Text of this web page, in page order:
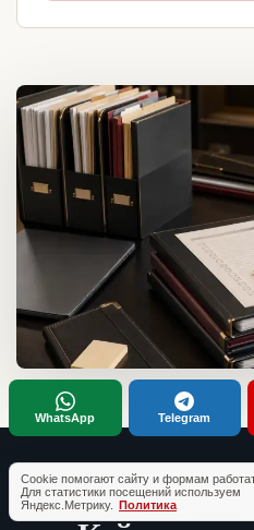
ТИПОВЫЕ
Cookie помогают сайту и формам
Для статистики посещений используем
Яндекс.Метрику. Политика
WhatsApp Telegram